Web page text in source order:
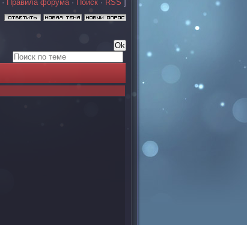
· Правила форума· Поиск · RSS ]